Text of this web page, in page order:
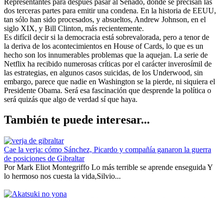
dos terceras partes para emitir una condena. En la historia de EEUU,
tan sólo han sido procesados, y absueltos, Andrew Johnson, en el
siglo XIX, y Bill Clinton, más recientemente.
Es difícil decir si la democracia está sobrevalorada, pero a tenor de
la deriva de los acontecimientos en House of Cards, lo que es un
hecho son los innumerables problemas que la aquejan. La serie de
Netflix ha recibido numerosas críticas por el carácter inverosímil de
las estrategias, en algunos casos suicidas, de los Underwood, sin
embargo, parece que nadie en Washington se la pierde, ni siquiera el
Presidente Obama. Será esa fascinación que desprende la política o
será quizás que algo de verdad sí que haya.
También te puede interesar...
Cae la verja: cómo Sánchez, Picardo y compañía ganaron la guerra
de posiciones de Gibraltar
Por Mark Eliot Montegriffo Lo más terrible se aprende enseguida Y
lo hermoso nos cuesta la vida,Silvio...